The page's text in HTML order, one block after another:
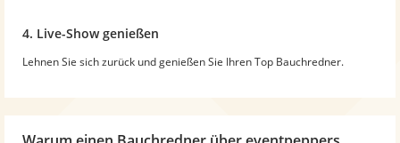
4. Live-Show genießen
Lehnen Sie sich zurück und genießen Sie Ihren Top Bauchredner.